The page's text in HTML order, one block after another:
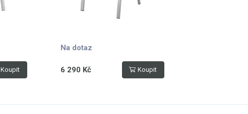
Koupit
Na dotaz
6 290 Kč Koupit